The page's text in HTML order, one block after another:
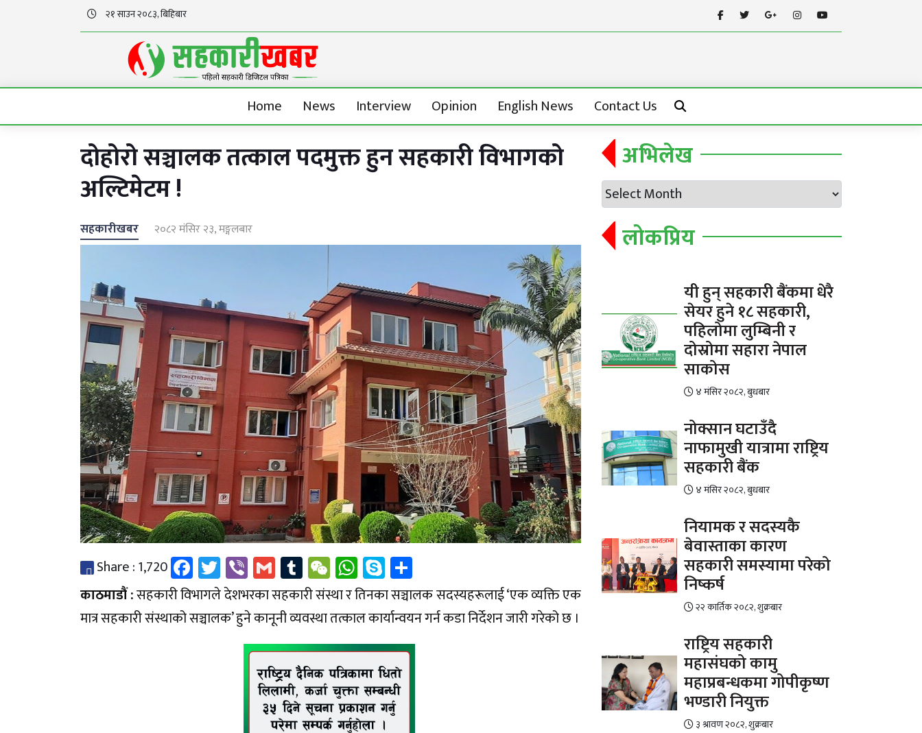
२१ साउन २०८३, बिहिबार
Home News Interview Opinion English News Contact Us
दोहोरो सञ्चालक तत्काल पदमुक्त हुन सहकारी विभागको
अल्टिमेटम !
सहकारीखबर २०८२ मंसिर २३, मङ्गलबार
Share :1,720 Facebook
Twitter
ViberGmailTumblr
WeChat
WhatsApp
Skype
काठमाडौं :सहकारी विभागले देशभरका सहकारी संस्था र तिनका सञ्चालक सदस्यहरूलाई ‘एक व्यक्ति एक
मात्र सहकारी संस्थाको सञ्चालक’ हुने कानूनी व्यवस्था तत्काल कार्यान्वयन गर्न कडा निर्देशन जारी गरेको छ ।
अभिलेख
लोकप्रिय
यी हुन् सहकारी बैंकमा धेरै
सेयर हुने १८ सहकारी,
पहिलोमा लुम्बिनी र
दोस्रोमा सहारा नेपाल
साकोस
४ मंसिर २०८२, बुधबार
नोक्सान घटाउँदै
नाफामुखी यात्रामा राष्ट्रिय
सहकारी बैंक
४ मंसिर २०८२, बुधबार
नियामक र सदस्यकै
बेवास्ताका कारण
सहकारी समस्यामा परेको
निष्कर्ष
२२ कार्तिक २०८२, शुक्रबार
राष्ट्रिय सहकारी
महासंघको कामु
महाप्रबन्धकमा गोपीकृष्ण
भण्डारी नियुक्त
३ श्रावण २०८२, शुक्रबार